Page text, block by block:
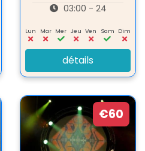
03:00 - 24
Lun Mar Mer Jeu Ven Sam Dim
détails
€60